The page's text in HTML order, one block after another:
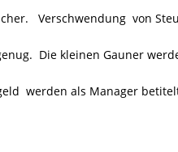
Verschwendung von
Die kleinen Gauner
werden als Manager